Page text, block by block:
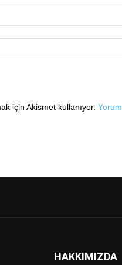
için Akismet kullanıyor.
HAKKIMIZDA